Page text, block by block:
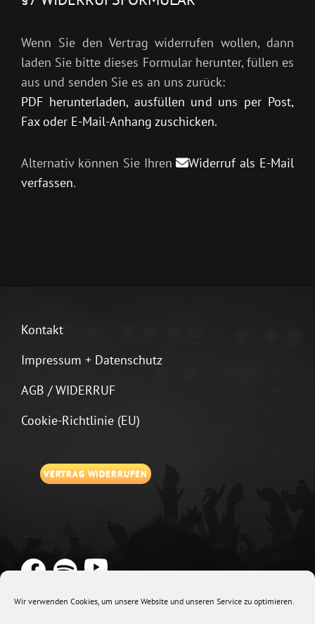
Wir verwenden Cookies, um unsere Website und unseren Service zu optimieren.
Wenn Sie den Vertrag widerrufen wollen, dann
laden Sie bitte dieses Formular herunter, füllen es
aus und senden Sie es an uns zurück:
PDF herunterladen, ausfüllen und uns per Post,
Fax oder E-Mail-Anhang zuschicken.
Alternativ können Sie Ihren
Widerruf als E-Mail
verfassen.
Kontakt
Impressum + Datenschutz
AGB / WIDERRUF
Cookie-Richtlinie (EU)
VERTRAG WIDERRUFEN